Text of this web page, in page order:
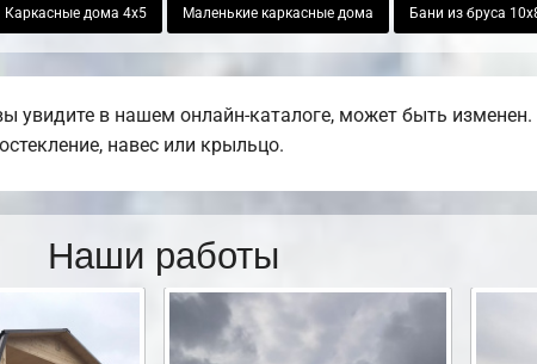
Каркасные дома 4х5 Маленькие каркасные дома Бани из бруса
увидите в нашем онлайн-каталоге, может быть
навес или крыльцо.
Наши работы